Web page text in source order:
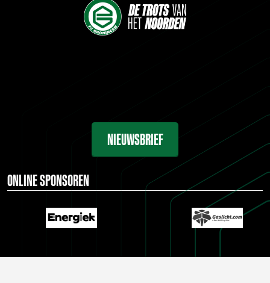
NIEUWSBRIEF
ONLINE SPONSOREN